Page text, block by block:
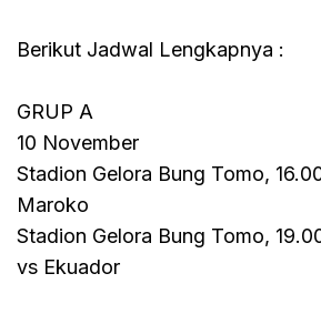
Berikut Jadwal Lengkapnya :
GRUP A
10 November
Stadion Gelora Bung Tomo,
Maroko
Stadion Gelora Bung Tomo,
vs Ekuador